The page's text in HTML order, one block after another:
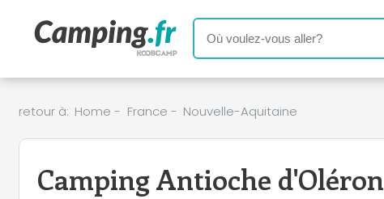
retour à: Home - France - Nouvelle-Aquitaine
Camping Antioche d'Oléron